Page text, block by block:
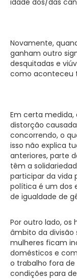
Novamente,
ganham outro
desquitadas e
como aconteceu
Em certa medida,
distorção
concorrendo, o
isso não explica
anteriores, parte
têm a
participar da vida
política é um dos
de igualdade de
Por outro lado, os
âmbito da divisão
mulheres ficam
domésticos e
o trabalho fora
condições para